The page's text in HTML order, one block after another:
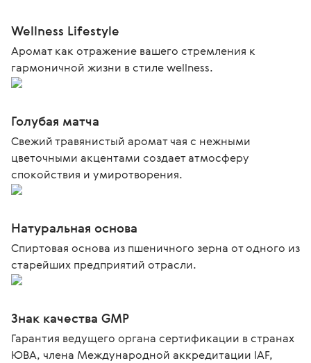
Wellness Lifestyle
Аромат как отражение вашего стремления к
гармоничной жизни в стиле wellness.
Голубая матча
Свежий травянистый аромат чая с нежными
цветочными акцентами создает атмосферу
спокойствия и умиротворения.
Натуральная основа
Спиртовая основа из пшеничного зерна от одного из
старейших предприятий отрасли.
Знак качества GMP
Гарантия ведущего органа сертификации в странах
ЮВА, члена Международной аккредитации IAF,